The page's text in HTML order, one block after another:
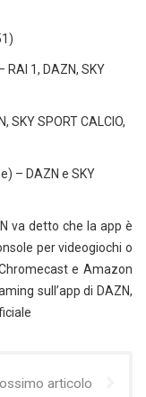
1, DAZN, SKY
SPORT CALCIO,
– DAZN e SKY
va detto che la app è
per videogiochi o
e Amazon
sull’app di DAZN,
articolo